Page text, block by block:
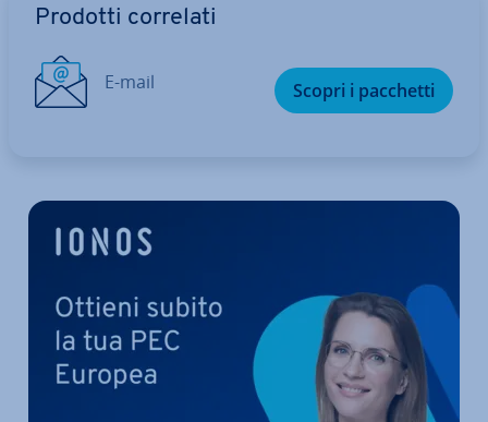
Prodotti correlati
E-mail Scopri i pacchetti